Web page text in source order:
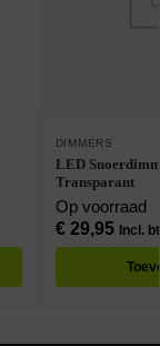
DIMMERS
LED
Transparant
Op voorraad
€29,95 Incl.